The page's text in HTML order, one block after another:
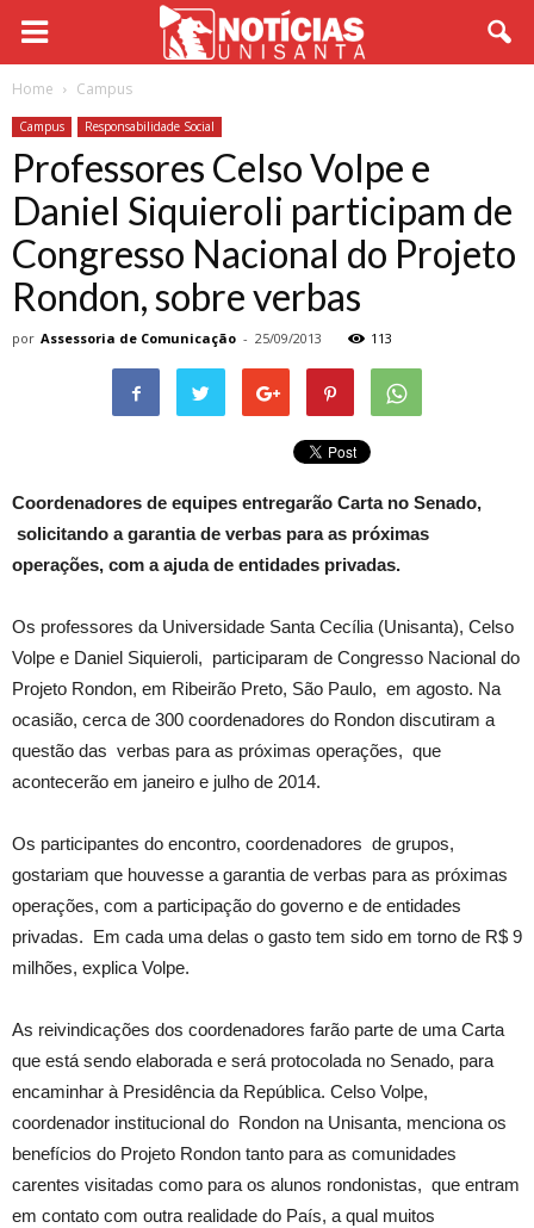
Home Campus
Campus Responsabilidade Social
Professores Celso Volpe e
Daniel Siquieroli participam de
Congresso Nacional do Projeto
Rondon, sobre verbas
por Assessoria de Comunicação - 25/09/2013 113
Coordenadores de equipes entregarão Carta no Senado,
solicitando a garantia de verbas para as próximas
operações, com a ajuda de entidades privadas.
Os professores da Universidade Santa Cecília (Unisanta), Celso
Volpe e Daniel Siquieroli, participaram de Congresso Nacional do
Projeto Rondon, em Ribeirão Preto, São Paulo, em agosto. Na
ocasião, cerca de 300 coordenadores do Rondon discutiram a
questão das verbas para as próximas operações, que
acontecerão em janeiro e julho de 2014.
Os participantes do encontro, coordenadores de grupos,
gostariam que houvesse a garantia de verbas para as próximas
operações, com a participação do governo e de entidades
privadas. Em cada uma delas o gasto tem sido em torno de R$ 9
milhões, explica Volpe.
As reivindicações dos coordenadores farão parte de uma Carta
que está sendo elaborada e será protocolada no Senado, para
encaminhar à Presidência da República. Celso Volpe,
coordenador institucional do Rondon na Unisanta, menciona os
benefícios do Projeto Rondon tanto para as comunidades
carentes visitadas como para os alunos rondonistas, que entram
em contato com outra realidade do País, a qual muitos